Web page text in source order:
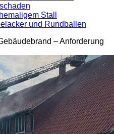
Stall
und Rundballen
– Anforderung